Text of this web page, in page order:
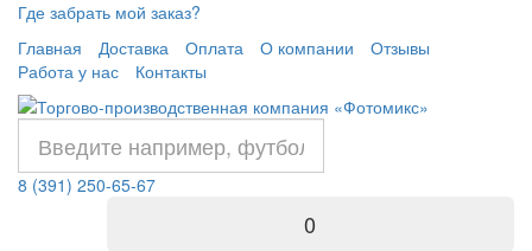
Где забрать мой заказ?
Главная
Доставка Оплата О компании
Отзывы
Работа у нас
Контакты
8 (391) 250-65-67
0